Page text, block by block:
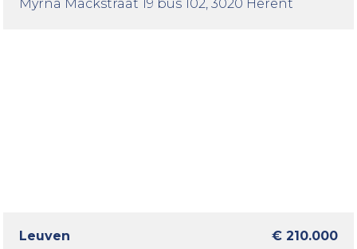
Myrna Mackstraat 19 bus 102 , 3020 Herent
Leuven
€ 210.000